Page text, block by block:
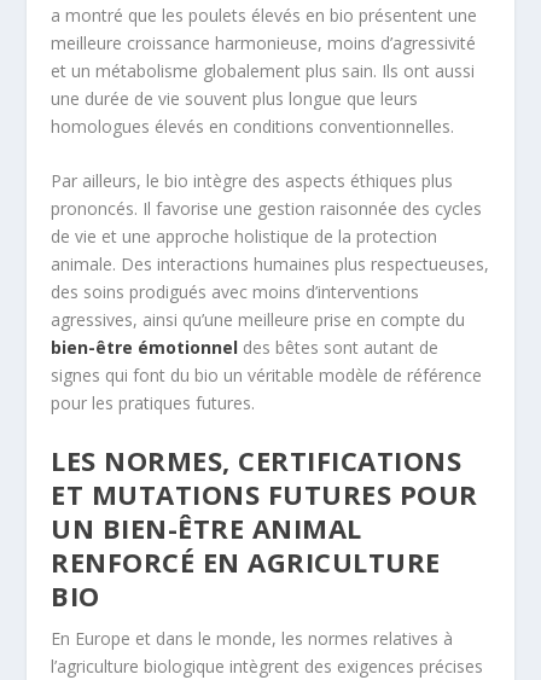
a montré que les poulets élevés en bio présentent une
meilleure croissance harmonieuse, moins d’agressivité
et un métabolisme globalement plus sain. Ils ont aussi
une durée de vie souvent plus longue que leurs
homologues élevés en conditions conventionnelles.
Par ailleurs, le bio intègre des aspects éthiques plus
prononcés. Il favorise une gestion raisonnée des cycles
de vie et une approche holistique de la protection
animale. Des interactions humaines plus respectueuses,
des soins prodigués avec moins d’interventions
agressives, ainsi qu’une meilleure prise en compte du
bien-être émotionnel des bêtes sont autant de
signes qui font du bio un véritable modèle de référence
pour les pratiques futures.
LES NORMES, CERTIFICATIONS
ET MUTATIONS FUTURES POUR
UN BIEN-ÊTRE ANIMAL
RENFORCÉ EN AGRICULTURE
BIO
En Europe et dans le monde, les normes relatives à
l’agriculture biologique intègrent des exigences précises